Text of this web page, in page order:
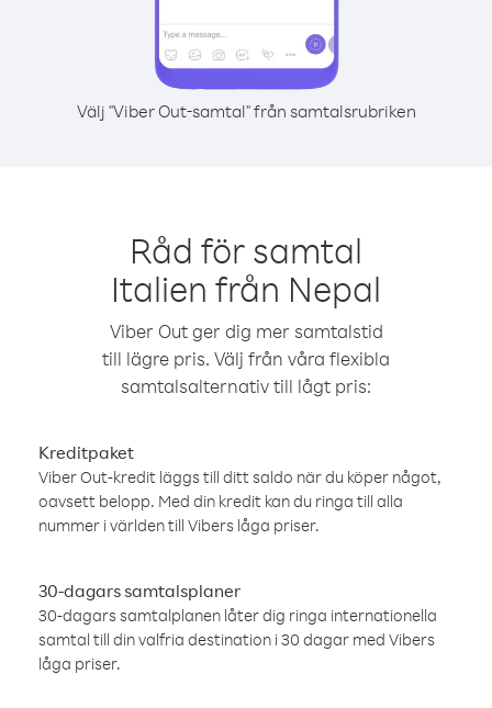
Välj "Viber Out-samtal" från samtalsrubriken
Råd för samtal
Italien från Nepal
Viber Out ger dig mer samtalstid
till lägre pris. Välj från våra flexibla
samtalsalternativ till lågt pris:
Kreditpaket
Viber Out-kredit läggs till ditt saldo när du köper något,
oavsett belopp. Med din kredit kan du ringa till alla
nummer i världen till Vibers låga priser.
30-dagars samtalsplaner
30-dagars samtalplanen låter dig ringa internationella
samtal till din valfria destination i 30 dagar med Vibers
låga priser.